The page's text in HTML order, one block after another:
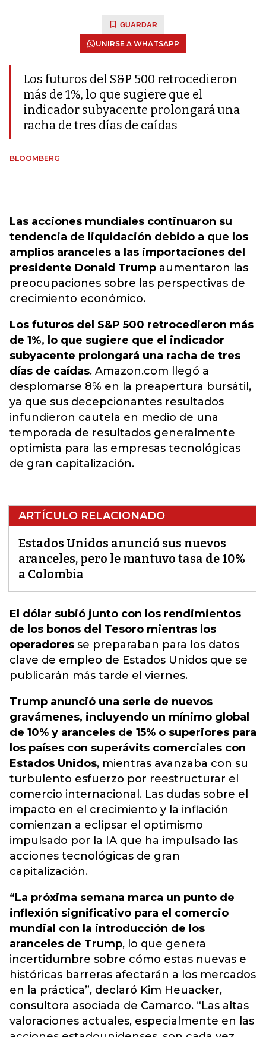
GUARDAR
UNIRSE A WHATSAPP
Los futuros del S&P 500 retrocedieron
más de 1%, lo que sugiere que el
indicador subyacente prolongará una
racha de tres días de caídas
BLOOMBERG
Las acciones mundiales continuaron su
tendencia de liquidación debido a que los
amplios aranceles a las importaciones del
presidente Donald Trump aumentaron las
preocupaciones sobre las perspectivas de
crecimiento económico.
Los futuros del S&P 500 retrocedieron más
de 1%, lo que sugiere que el indicador
subyacente prolongará una racha de tres
días de caídas. Amazon.com llegó a
desplomarse 8% en la preapertura bursátil,
ya que sus decepcionantes resultados
infundieron cautela en medio de una
temporada de resultados generalmente
optimista para las empresas tecnológicas
de gran capitalización.
ARTÍCULO RELACIONADO
Estados Unidos anunció sus nuevos
aranceles, pero le mantuvo tasa de 10%
a Colombia
El dólar subió junto con los rendimientos
de los bonos del Tesoro mientras los
operadores se preparaban para los datos
clave de empleo de Estados Unidos que se
publicarán más tarde el viernes.
Trump anunció una serie de nuevos
gravámenes, incluyendo un mínimo global
de 10% y aranceles de 15% o superiores para
los países con superávits comerciales con
Estados Unidos, mientras avanzaba con su
turbulento esfuerzo por reestructurar el
comercio internacional. Las dudas sobre el
impacto en el crecimiento y la inflación
comienzan a eclipsar el optimismo
impulsado por la IA que ha impulsado las
acciones tecnológicas de gran
capitalización.
“La próxima semana marca un punto de
inflexión significativo para el comercio
mundial con la introducción de los
aranceles de Trump, lo que genera
incertidumbre sobre cómo estas nuevas e
históricas barreras afectarán a los mercados
en la práctica”, declaró Kim Heuacker,
consultora asociada de Camarco. “Las altas
valoraciones actuales, especialmente en las